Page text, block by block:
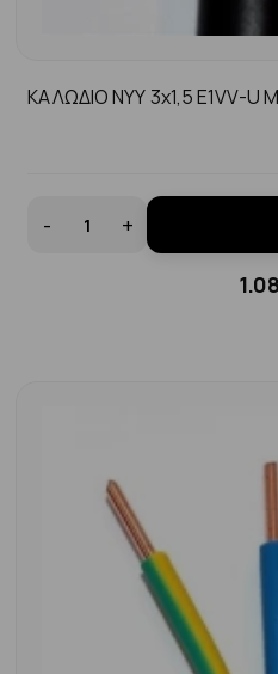
ΚΑΛΩΔΙΟ NYY 3x1,5 E1VV-U
- +